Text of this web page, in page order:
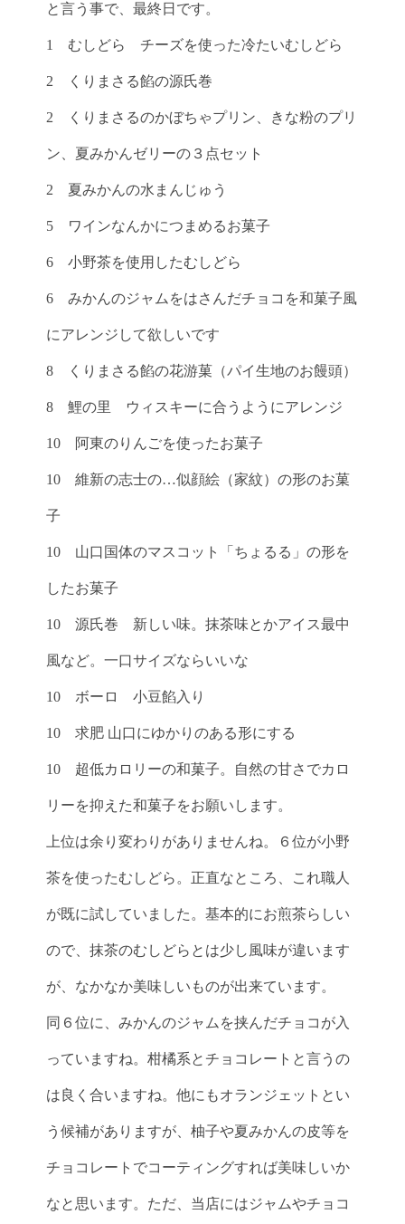
と言う事で、最終日です。
1 むしどら チーズを使った冷たいむしどら
2 くりまさる餡の源氏巻
2 くりまさるのかぼちゃプリン、きな粉のプリ
ン、夏みかんゼリーの３点セット
2 夏みかんの水まんじゅう
5 ワインなんかにつまめるお菓子
6 小野茶を使用したむしどら
6 みかんのジャムをはさんだチョコを和菓子風
にアレンジして欲しいです
8 くりまさる餡の花游菓（パイ生地のお饅頭）
8 鯉の里 ウィスキーに合うようにアレンジ
10 阿東のりんごを使ったお菓子
10 維新の志士の…似顔絵（家紋）の形のお菓
子
10 山口国体のマスコット「ちょるる」の形を
したお菓子
10 源氏巻 新しい味。抹茶味とかアイス最中
風など。一口サイズならいいな
10 ボーロ 小豆餡入り
10 求肥 山口にゆかりのある形にする
10 超低カロリーの和菓子。自然の甘さでカロ
リーを抑えた和菓子をお願いします。
上位は余り変わりがありませんね。６位が小野
茶を使ったむしどら。正直なところ、これ職人
が既に試していました。基本的にお煎茶らしい
ので、抹茶のむしどらとは少し風味が違います
が、なかなか美味しいものが出来ています。
同６位に、みかんのジャムを挟んだチョコが入
っていますね。柑橘系とチョコレートと言うの
は良く合いますね。他にもオランジェットとい
う候補がありますが、柚子や夏みかんの皮等を
チョコレートでコーティングすれば美味しいか
なと思います。ただ、当店にはジャムやチョコ